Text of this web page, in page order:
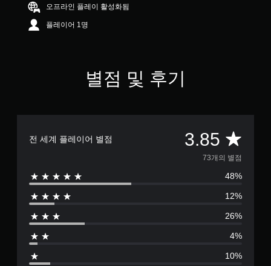
3
8
오프라인 플레이 활성화됨
플레이어 1명
별점 및 후기
전 세계 플레이어 별점 3.85 총
7
3
별
으
73개의 별점
48%
12%
26%
4%
10%